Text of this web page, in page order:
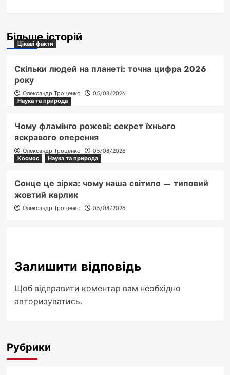
Більше історій
Цікаві факти
Скільки людей на планеті: точна цифра 2026
року
Олександр Троценко
05/08/2026
Наука та природа
Чому фламінго рожеві: секрет їхнього
яскравого оперення
Олександр Троценко
05/08/2026
Космос
Наука та природа
Сонце це зірка: чому наша світило — типовий
жовтий карлик
Олександр Троценко 05/08/2026
Залишити відповідь
Щоб відправити коментар вам необхідно
авторизуватись.
Рубрики